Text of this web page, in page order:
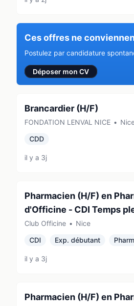
Ces offres ne
Postulez par candidature
Déposer mon CV
Brancardier (H/F)
FONDATION LENVAL NICE •
CDD
il y a 3j
Pharmacien (H/F) en
d'Officine - CDI Temps
(06200)
Club Officine • Nice
CDI
Exp. débutant
il y a 3j
Pharmacien (H/F) en